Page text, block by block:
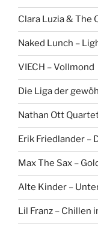
n
a
:
Clara Luzia & The
Naked Lunch –
VIECH – Vollmond
Die Liga der
Nathan Ott
Erik Friedlander –
Max The Sax –
Alte Kinder –
Lil Franz – Chillen